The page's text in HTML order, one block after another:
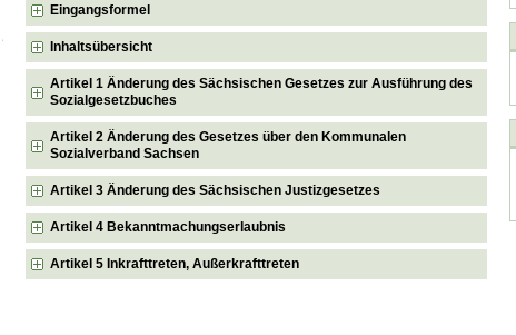
Eingangsformel
Inhaltsübersicht
Artikel 1 Änderung des Sächsischen Gesetzes zur Ausführung des
Sozialgesetzbuches
Artikel 2 Änderung des Gesetzes über den Kommunalen
Sozialverband Sachsen
Artikel 3 Änderung des Sächsischen Justizgesetzes
Artikel 4 Bekanntmachungserlaubnis
Artikel 5 Inkrafttreten, Außerkrafttreten